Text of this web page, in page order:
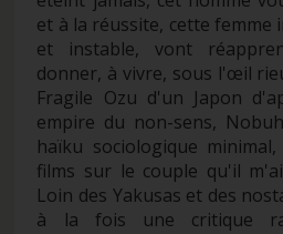
et à la réussite, cette femme
et instable, vont
donner, à vivre, sous l'œil
Fragile Ozu d'un Japon
empire du non-sens,
haïku sociologique
films sur le couple qu'il
Loin des Yakusas et des
à la fois une critique